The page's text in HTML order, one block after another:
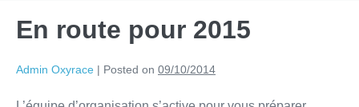
En route pour 2015
Admin Oxyrace | Posted on 09/10/2014